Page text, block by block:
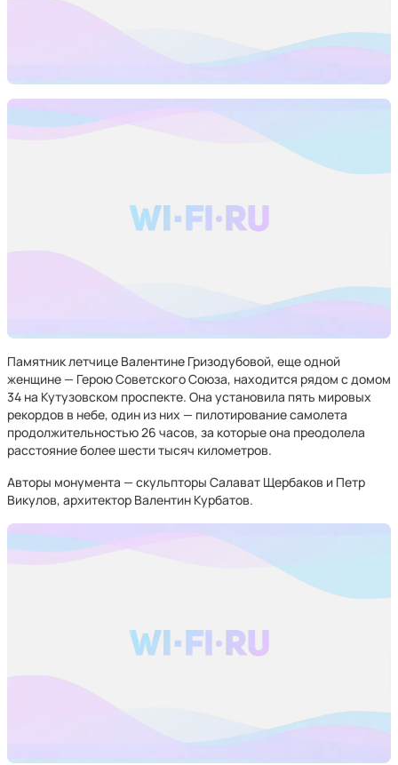
Памятник летчице Валентине Гризодубовой, еще одной
женщине — Герою Советского Союза, находится рядом с домом
34 на Кутузовском проспекте. Она установила пять мировых
рекордов в небе, один из них — пилотирование самолета
продолжительностью 26 часов, за которые она преодолела
расстояние более шести тысяч километров.
Авторы монумента — скульпторы Салават Щербаков и Петр
Викулов, архитектор Валентин Курбатов.